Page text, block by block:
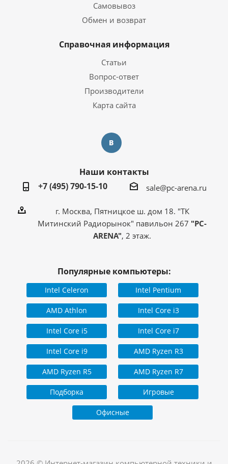
Самовывоз
Обмен и возврат
Справочная информация
Статьи
Вопрос-ответ
Производители
Карта сайта
Наши контакты
+7 (495) 790-15-10
sale@pc-arena.ru
г. Москва, Пятницкое ш. дом 18. "ТК
Митинский Радиорынок" павильон 267 "PC-
ARENA", 2 этаж.
Популярные компьютеры:
Intel Celeron Intel Pentium
AMD Athlon Intel Core i3
Intel Core i5 Intel Core i7
Intel Core i9 AMD Ryzen R3
AMD Ryzen R5 AMD Ryzen R7
Подборка Игровые
Офисные